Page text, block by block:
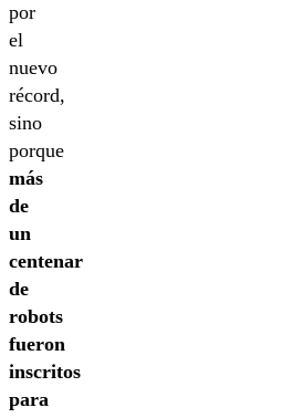
por
el
nuevo
récord,
sino
porque
más
de
un
centenar
de
robots
fueron
inscritos
para